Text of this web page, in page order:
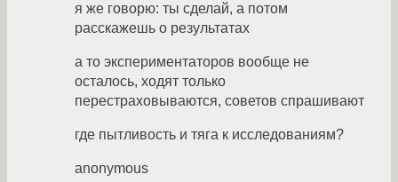
я же говорю: ты сделай, а потом
расскажешь о результатах
а то экспериментаторов вообще не
осталось, ходят только
перестраховываются, советов спрашивают
где пытливость и тяга к исследованиям?
anonymous